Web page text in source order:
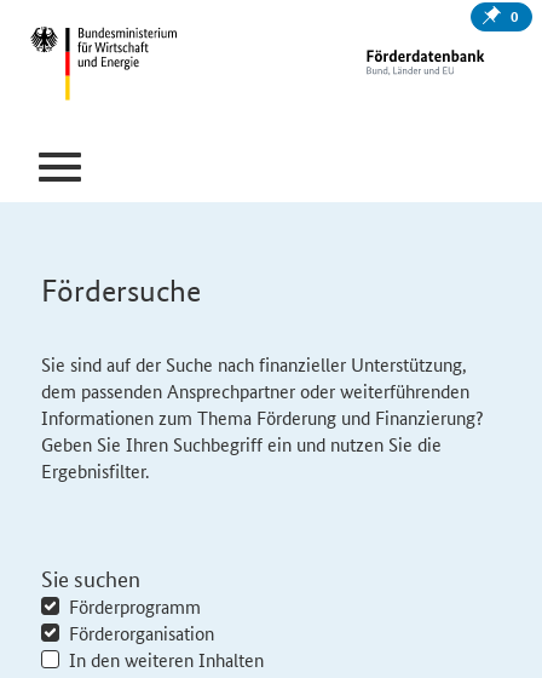
0
Fördersuche
Sie sind auf der Suche nach finanzieller Unterstützung,
dem passenden Ansprechpartner oder weiterführenden
Informationen zum Thema Förderung und Finanzierung?
Geben Sie Ihren Suchbegriff ein und nutzen Sie die
Ergebnisfilter.
Sie suchen
Förderprogramm
Förderorganisation
In den weiteren Inhalten